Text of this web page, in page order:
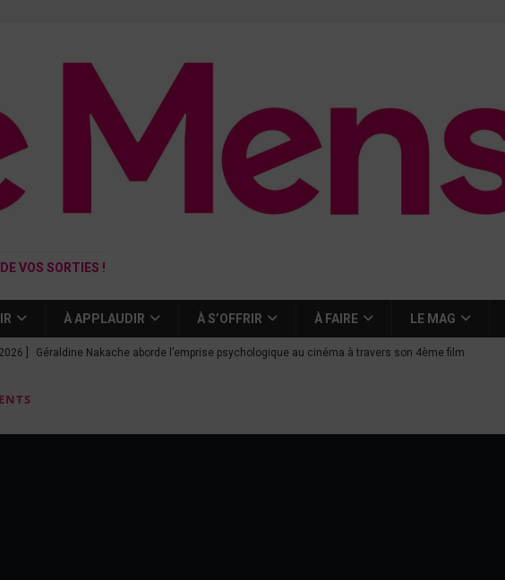
VOS SORTIES !
À APPLAUDIR À S’OFFRIR À FAIRE LE MAG
] Géraldine Nakache aborde l’emprise psychologique au cinéma à travers son 4ème film